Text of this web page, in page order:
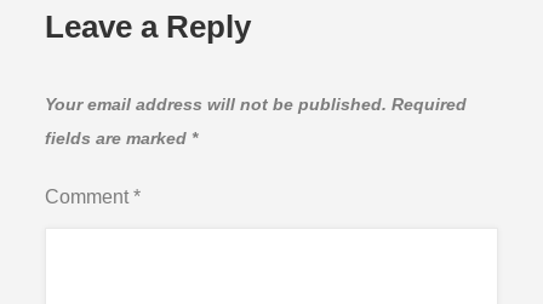
Leave a Reply
Your email address will not be published. Required
fields are marked *
Comment*